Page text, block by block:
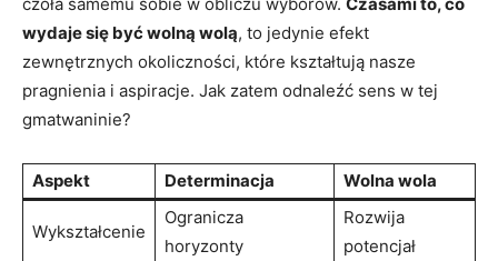
wydaje się ‍być wolną ⁤wolą, to jedynie efekt
‌zewnętrznych okoliczności, które kształtują nasze
pragnienia‌ i aspiracje. Jak zatem odnaleźć sens w tej
gmatwaninie?
Aspekt Determinacja Wolna‌ wola
Wykształcenie
Ogranicza
horyzonty
Rozwija
potencjał